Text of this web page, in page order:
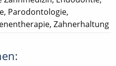
Parodontologie,
Zahnerhaltung